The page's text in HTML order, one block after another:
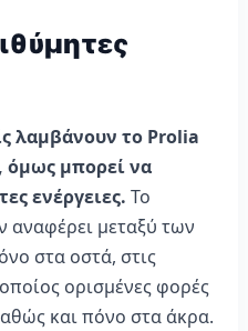
λαμβάνουν το Prolia
μπορεί να
ενέργειες. Το
μεταξύ των
στα οστά, στις
ορισμένες φορές
και πόνο στα άκρα.